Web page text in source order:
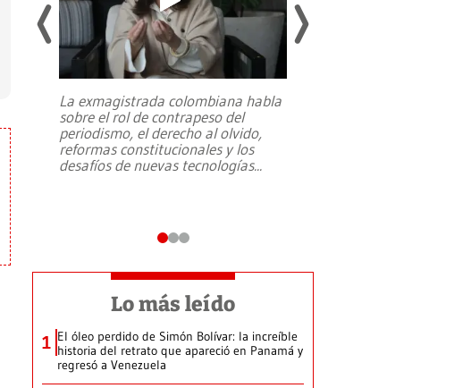
La exmagistrada colombiana habla
sobre el rol de contrapeso del
periodismo, el derecho al olvido,
reformas constitucionales y los
desafíos de nuevas tecnologías...
Lo más leído
1 El óleo perdido de Simón Bolívar: la increíble
historia del retrato que apareció en Panamá y
regresó a Venezuela